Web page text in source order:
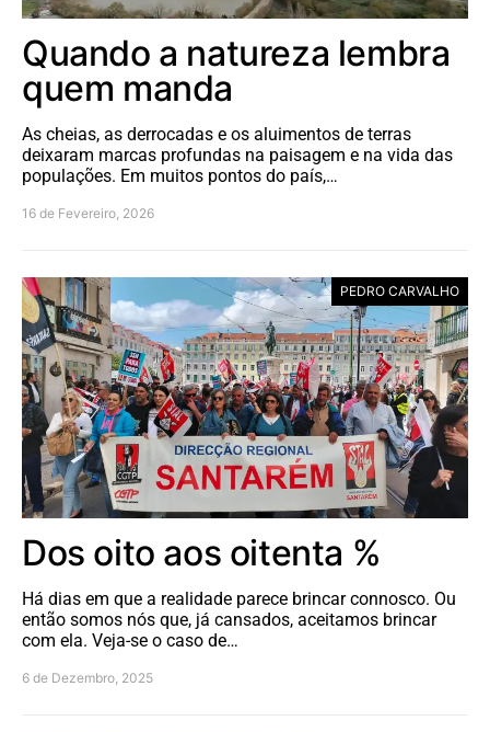
Quando a natureza lembra
quem manda
As cheias, as derrocadas e os aluimentos de terras
deixaram marcas profundas na paisagem e na vida das
populações. Em muitos pontos do país,…
16 de Fevereiro, 2026
PEDRO CARVALHO
Dos oito aos oitenta %
Há dias em que a realidade parece brincar connosco. Ou
então somos nós que, já cansados, aceitamos brincar
com ela. Veja-se o caso de…
6 de Dezembro, 2025